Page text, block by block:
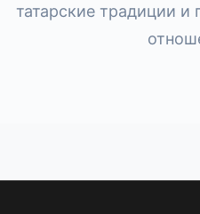
татарские традиции и